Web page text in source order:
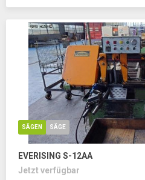
SÄGEN SÄGE
EVERISING S-12AA
Jetzt verfügbar